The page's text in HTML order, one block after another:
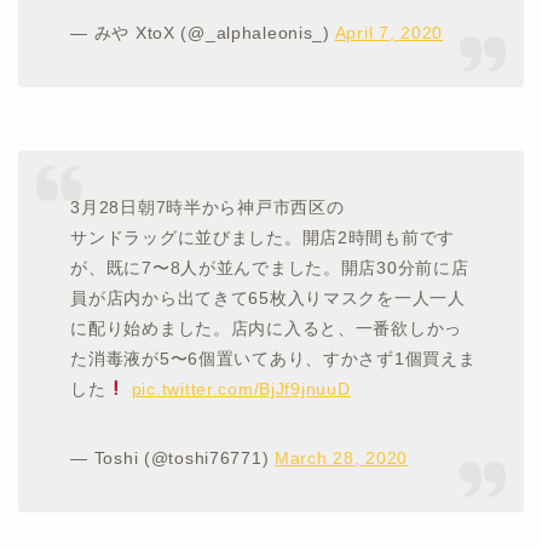
— みや XtoX (@_alphaleonis_) April 7, 2020
3月28日朝7時半から神戸市西区の
サンドラッグに並びました。開店2時間も前です
が、既に7〜8人が並んでました。開店30分前に店
員が店内から出てきて65枚入りマスクを一人一人
に配り始めました。店内に入ると、一番欲しかっ
た消毒液が5〜6個置いてあり、すかさず1個買えま
した
pic.twitter.com/BjJf9jnuuD
— Toshi (@toshi76771) March 28, 2020